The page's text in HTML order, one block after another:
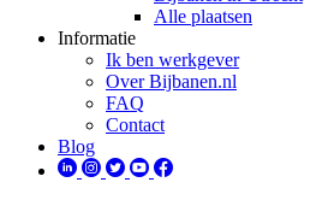
Alle plaatsen
Informatie
Ik ben werkgever
Over Bijbanen.nl
FAQ
Contact
Blog